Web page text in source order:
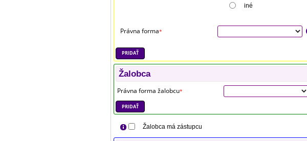
iné
Právna forma*
PRIDAŤ
Žalobca
Právna forma žalobcu*
PRIDAŤ
Žalobca má zástupcu